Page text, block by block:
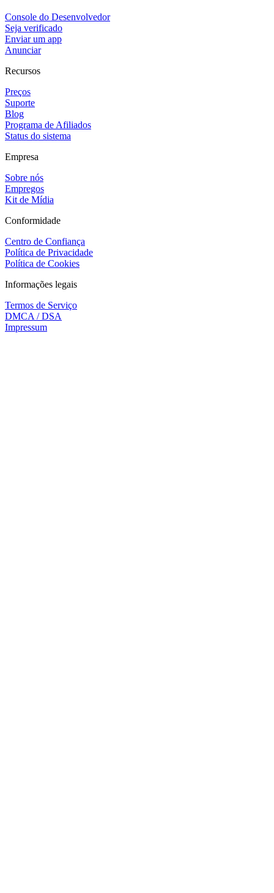
Console do Desenvolvedor
Seja verificado
Enviar um app
Anunciar
Recursos
Preços
Suporte
Blog
Programa de Afiliados
Status do sistema
Empresa
Sobre nós
Empregos
Kit de Mídia
Conformidade
Centro de Confiança
Política de Privacidade
Política de Cookies
Informações legais
Termos de Serviço
DMCA / DSA
Impressum